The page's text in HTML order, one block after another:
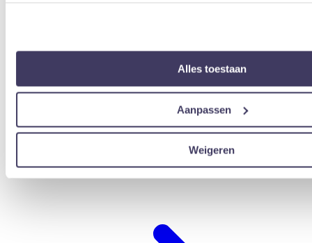
Alles toestaan
Aanpassen
Weigeren